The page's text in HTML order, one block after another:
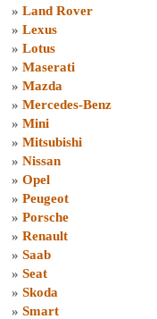
» Land Rover
» Lexus
» Lotus
» Maserati
» Mazda
» Mercedes-Benz
» Mini
» Mitsubishi
» Nissan
» Opel
» Peugeot
» Porsche
» Renault
» Saab
» Seat
» Skoda
» Smart